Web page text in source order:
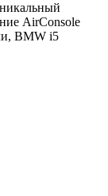
AirConsole
BMW i5